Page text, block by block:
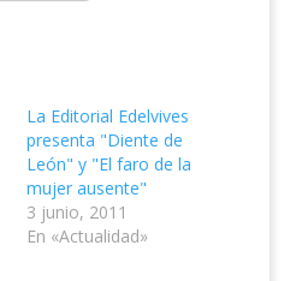
La Editorial Edelvives
presenta "Diente de
León" y "El faro de la
mujer ausente"
3 junio, 2011
En «Actualidad»